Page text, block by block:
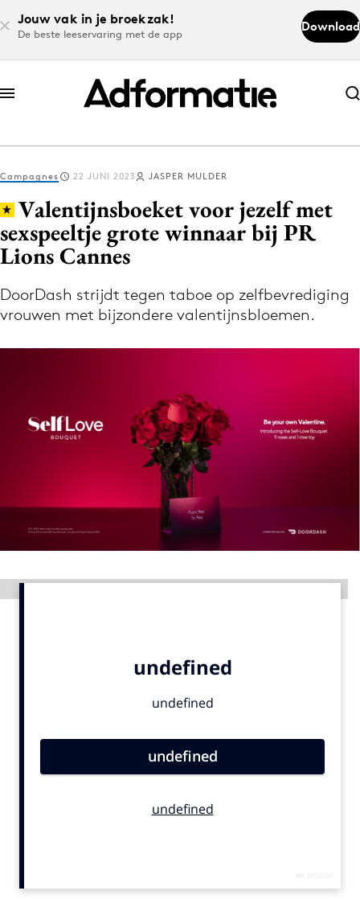
Jouw vak in je broekzak!
De beste leeservaring met de app
Download
Abonneer nu
Abonneer nu
Log in
Volg het laatste nieuws via de Adformatie
Nieuws app
Menu
12 nov: MarketingLive!
Adverteren
Events
Opleidingen
Vacatures
Bureaus
Campagnes 22 JUNI 2023 JASPER MULDER
Valentijnsboeket voor jezelf met
sexspeeltje grote winnaar bij PR
Lions Cannes
DoorDash strijdt tegen taboe op zelfbevrediging
vrouwen met bijzondere valentijnsbloemen.